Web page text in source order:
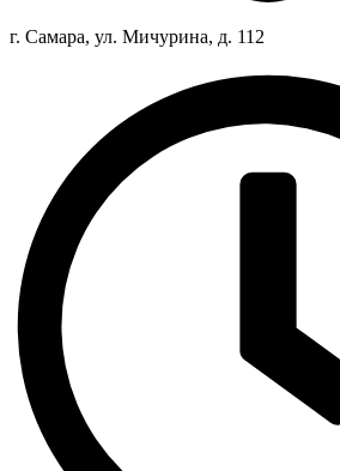
г. Самара, ул. Мичурина, д. 112